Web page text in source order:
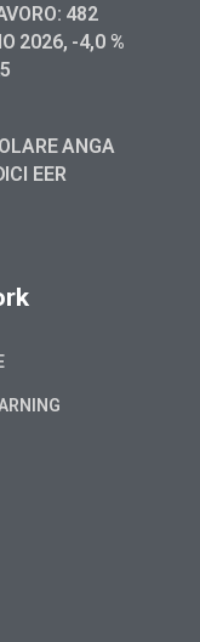
482
2026, -4,0 %
ANGA
EER